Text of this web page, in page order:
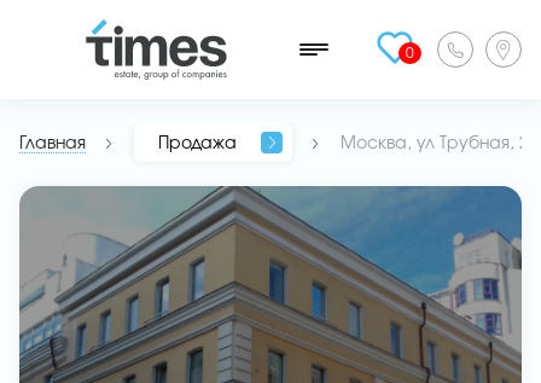
0
Главная Продажа Москва, ул Трубная, 21